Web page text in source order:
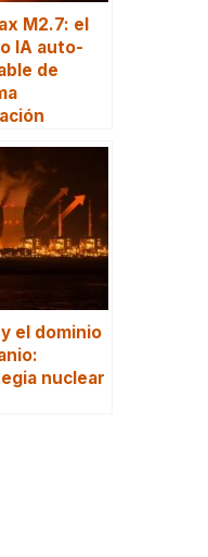
M2.7: el
IA auto-
de
el dominio
nuclear